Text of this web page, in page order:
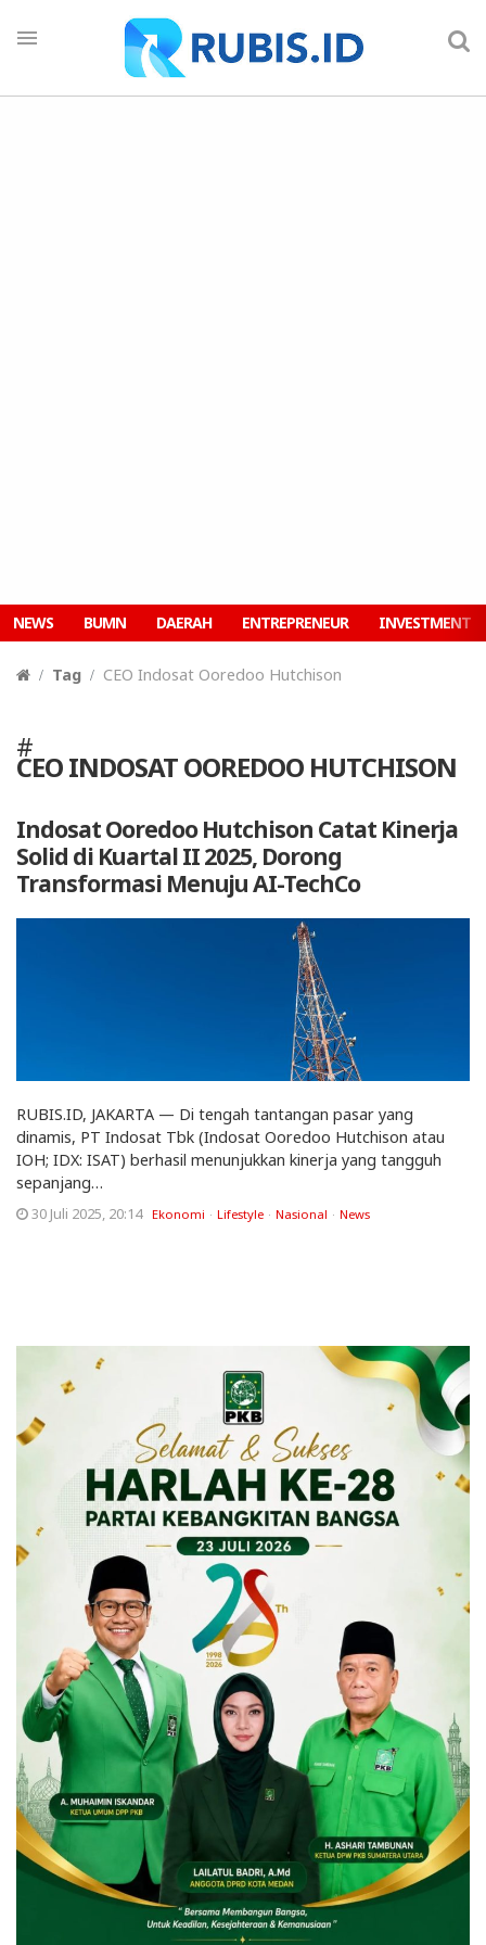
NEWS BUMN DAERAH ENTREPRENEUR INVESTMENT
Tag CEO Indosat Ooredoo Hutchison
#
CEO INDOSAT OOREDOO HUTCHISON
Indosat Ooredoo Hutchison Catat Kinerja
Solid di Kuartal II 2025, Dorong
Transformasi Menuju AI-TechCo
RUBIS.ID, JAKARTA — Di tengah tantangan pasar yang
dinamis, PT Indosat Tbk (Indosat Ooredoo Hutchison atau
IOH; IDX: ISAT) berhasil menunjukkan kinerja yang tangguh
sepanjang…
30 Juli 2025, 20:14 Ekonomi Lifestyle Nasional News